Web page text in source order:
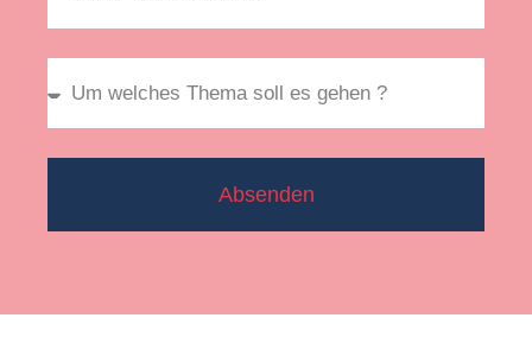
Absenden